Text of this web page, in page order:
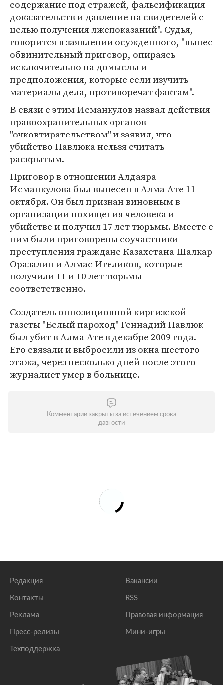
содержание под стражей, фальсификация
доказательств и давление на свидетелей с
целью получения лжепоказаний". Судья,
говорится в заявлении осужденного, "вынес
обвинительный приговор, опираясь
исключительно на домыслы и
предположения, которые если изучить
материалы дела, противоречат фактам".
В связи с этим Исманкулов назвал действия
правоохранительных органов
"очковтирательством" и заявил, что
убийство Павлюка нельзя считать
раскрытым.
Приговор в отношении Алдаяра
Исманкулова был вынесен в Алма-Ате 11
октября. Он был признан виновным в
организации похищения человека и
убийстве и получил 17 лет тюрьмы. Вместе с
ним были приговорены соучастники
преступления граждане Казахстана Шалкар
Оразалин и Алмас Игеликов, которые
получили 11 и 10 лет тюрьмы
соответственно.
Создатель оппозиционной киргизской
газеты "Белый пароход" Геннадий Павлюк
был убит в Алма-Ате в декабре 2009 года.
Его связали и выбросили из окна шестого
этажа, через несколько дней после этого
журналист умер в больнице.
Комментарии закрыты за истечением срока
давности
Редакция
Контакты
Реклама
Пресс-релизы
Техподдержка
Вакансии
RSS
Правовая информация
Мини-игры